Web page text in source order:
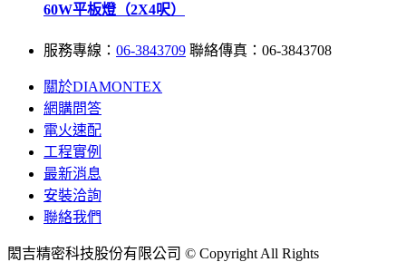
60W平板燈（2X4呎）
服務專線： 06-3843709 聯絡傳真：06-3843708
關於DIAMONTEX
網購問答
電火速配
工程實例
最新消息
安裝洽詢
聯絡我們
閎吉精密科技股份有限公司 © Copyright All Rights